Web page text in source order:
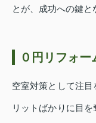
とが、成功への鍵と
０円リフォ
空室対策として注
リットばかりに目